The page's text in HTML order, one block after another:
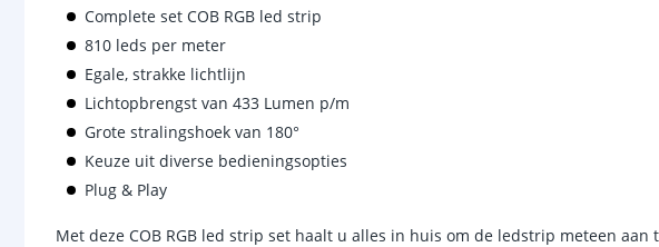
Complete set COB RGB led strip
810 leds per meter
Egale, strakke lichtlijn
Lichtopbrengst van 433 Lumen p/m
Grote stralingshoek van 180°
Keuze uit diverse bedieningsopties
Plug & Play
Met deze COB RGB led strip set haalt u alles in huis om de ledstrip meteen